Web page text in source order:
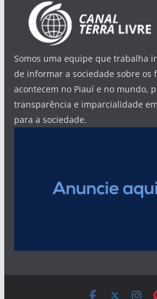
Somos uma equipe que trabalha
de informar a sociedade sobre os
acontecem no Piauí e no mundo,
transparência e imparcialidade
para a sociedade.